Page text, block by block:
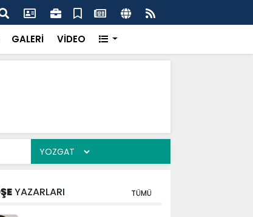
“Tek Çatı” mesajı
GALERİ VİDEO
YAZARLARI TÜMÜ